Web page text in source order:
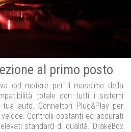
al primo posto
del motore per il massimo della
totale con tutti i sistemi
auto. Connettori Plug&Play per
veloce. Controlli costanti ed accurati
standard di qualità. DrakeBox